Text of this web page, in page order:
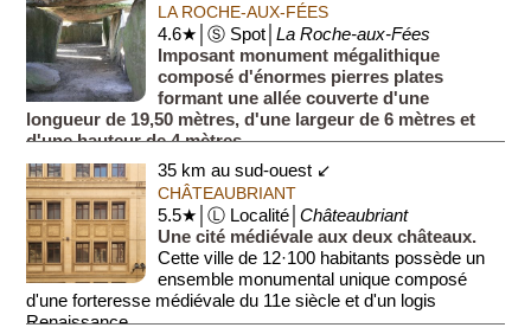
LA ROCHE-AUX-FÉES
4.6★│Ⓢ Spot│La Roche-aux-Fées
Imposant monument mégalithique
composé d'énormes pierres plates
formant une allée couverte d'une
longueur de 19,50 mètres, d'une largeur de 6 mètres et
d'une hauteur de 4 mètres.
35 km au sud-ouest ↙
CHÂTEAUBRIANT
5.5★│Ⓛ Localité│Châteaubriant
Une cité médiévale aux deux châteaux.
Cette ville de 12·100 habitants possède un
ensemble monumental unique composé
d'une forteresse médiévale du 11e siècle et d'un logis
Renaissance.